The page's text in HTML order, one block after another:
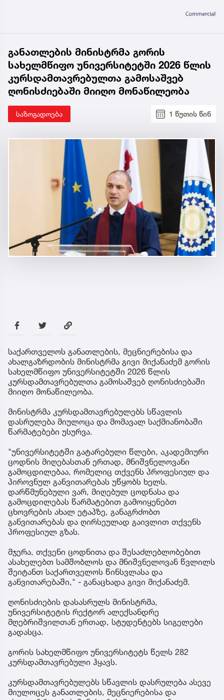
განათლების მინისტრმა გორის
სახელმწიფო უნივერსიტეტში 2026 წლის
კურსდამთავრებულთა გამოსაშვებ
ღონისძიებაში მიიღო მონაწილეობა
საზოგადოება 1 წუთის წინ
საქართველოს განათლების, მეცნიერებისა და
ახალგაზრდობის მინისტრმა გივი მიქანაძემ გორის
სახელმწიფო უნივერსიტეტში 2026 წლის
კურსდამთავრებულთა გამოსაშვებ ღონისძიებაში
მიიღო მონაწილეობა.
მინისტრმა კურსდამთავრებულებს სწავლის
დასრულება მიულოცა და მომავალ საქმიანობაში
წარმატებები უსურვა.
"უნივერსიტეტში გატარებული წლები, აკადემიური
ცოდნის მიღებასთან ერთად, მნიშვნელოვანი
გამოცდილებაა, რომელიც თქვენს პროფესიულ და
პიროვნულ განვითარებას უწყობს ხელს.
დარწმუნებული ვარ, მიღებულ ცოდნასა და
გამოცდილებას წარმატებით გამოიყენებთ
ცხოვრების ახალ ეტაპზე, განაგრძობთ
განვითარებას და ღირსეულად გაივლით თქვენს
პროფესიულ გზას.
მჯერა, თქვენი ცოდნითა და შესაძლებლობებით
ასახელებთ სამშობლოს და მნიშვნელოვან წვლილს
შეიტანთ საქართველოს წინსვლასა და
განვითარებაში," - განაცხადა გივი მიქანაძემ.
ღონისძიების დასასრულს მინისტრმა,
უნივერსიტეტის რექტორ ალექსანდრე
მღებრიშვილთან ერთად, სტუდენტებს სიგელები
გადასცა.
გორის სახელმწიფო უნივერსიტეტს წელს 282
კურსდამთავრებული ჰყავს.
კურსდამთავრებულებს სწავლის დასრულება ასევე
მიულოცეს განათლების, მეცნიერებისა და